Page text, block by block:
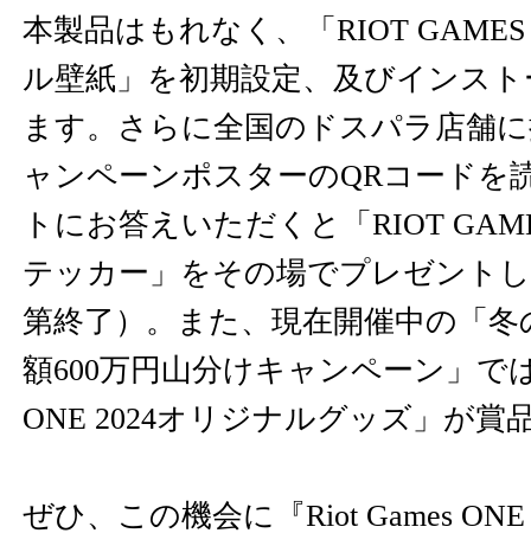
本製品はもれなく、「RIOT
ル壁紙」を初期設定、及びインス
ます。さらに全国のドスパラ店舗
ャンペーンポスターのQRコードを
トにお答えいただくと「RIOT
テッカー」をその場でプレゼント
第終了）。また、現在開催中の「
額600万円山分けキャンペーン」で
ONE 2024オリジナルグッズ」が賞
ぜひ、この機会に『Riot Games